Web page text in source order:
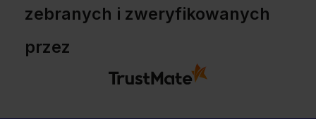
zebranych i zweryfikowanych
przez